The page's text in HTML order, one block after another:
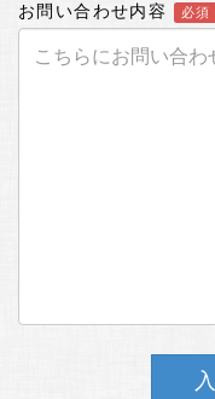
お問い合わせ内容 必須